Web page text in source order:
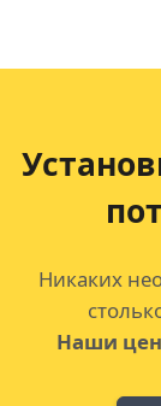
Никаких
Наши